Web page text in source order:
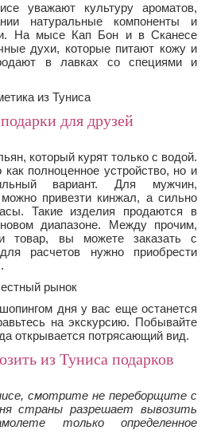
уважают культуру ароматов,
натуральные компоненты и
На мысе Кап Бон и в Сканесе
духи, которые питают кожу и
в лавках со специями и
для друзей
который курят только с водой.
полноценное устройство, но и
вариант. Для мужчин,
привезти кинжал, а сильно
Такие изделия продаются в
диапазоне. Между прочим,
товар, вы можете заказать с
расчетов нужно приобрести
дня у вас еще останется
на экскурсию. Побывайте
открывается потрясающий вид.
из Туниса подарков
смотрите не переборщите с
страны разрешает вывозить
только определенное